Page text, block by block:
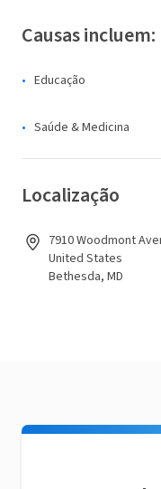
Causas incluem:
Educação
Saúde & Medicina
Localização
7910 Woodmont
United States
Bethesda, MD